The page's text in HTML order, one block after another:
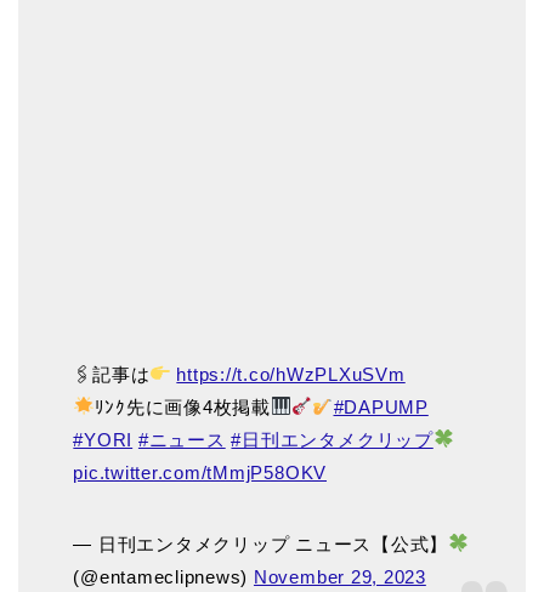
🖇記事は
https://t.co/hWzPLXuSVm
ﾘﾝｸ先に画像4枚掲載
#DAPUMP
#YORI #ニュース #日刊エンタメクリップ
pic.twitter.com/tMmjP58OKV
— 日刊エンタメクリップ ニュース【公式】
(@entameclipnews) November 29, 2023